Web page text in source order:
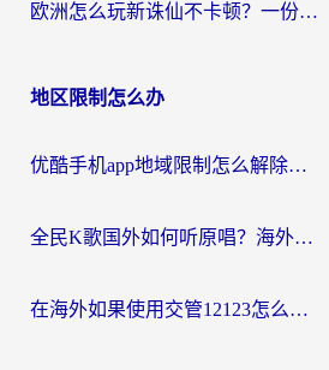
欧洲怎么玩新诛仙不卡顿？一份给海外游子的国服游戏畅玩指南
地区限制怎么办
优酷手机app地域限制怎么解除？海外党亲测有效的追剧方案
全民K歌国外如何听原唱？海外党亲测有效的回国加速器选择指南
在海外如果使用交管12123怎么处理？留学生亲测有效的回国加速方案